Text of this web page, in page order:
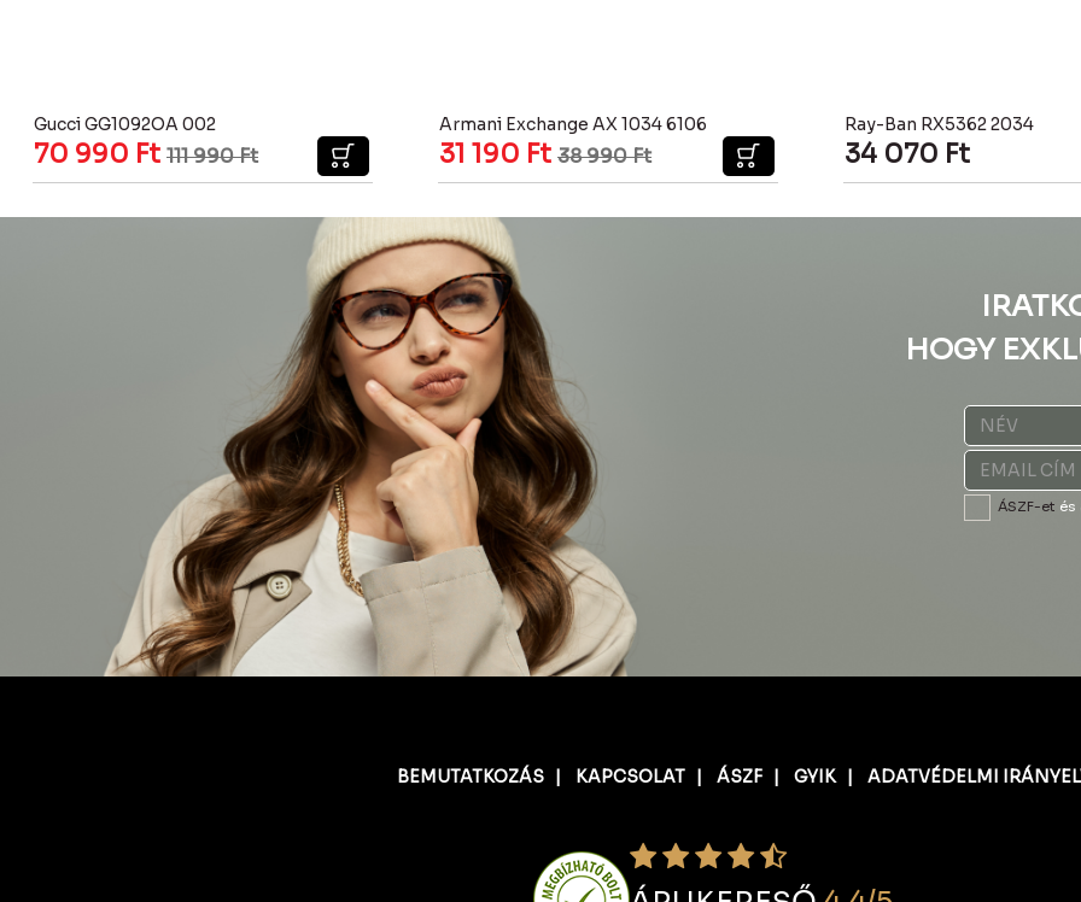
Gucci GG1092OA 002
70 990 Ft 111 990Ft
Armani Exchange AX 1034 6106
31 190 Ft 38 990Ft
Ray-Ban RX5362 2034
34 070 Ft
HOGY
ÁSZF-et és
BEMUTATKOZÁS | KAPCSOLAT | ÁSZF | GYIK| ADATVÉDELMI